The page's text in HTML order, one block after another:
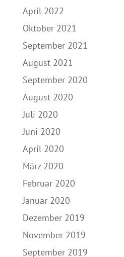
April 2022
Oktober 2021
September 2021
August 2021
September 2020
August 2020
Juli 2020
Juni 2020
April 2020
März 2020
Februar 2020
Januar 2020
Dezember 2019
November 2019
September 2019